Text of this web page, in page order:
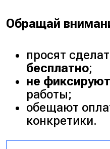
Обращай
просят
бесплатно;
не фиксируют
работы;
обещают
конкретики.